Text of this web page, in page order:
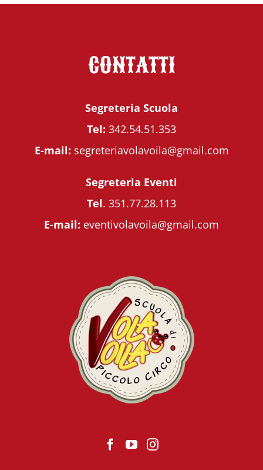
CONTATTI
Segreteria Scuola
Tel: 342.54.51.353
E-mail: segreteriavolavoila@gmail.com
Segreteria Eventi
Tel. 351.77.28.113
E-mail: eventivolavoila@gmail.com